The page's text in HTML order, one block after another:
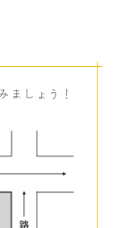
ましょう！